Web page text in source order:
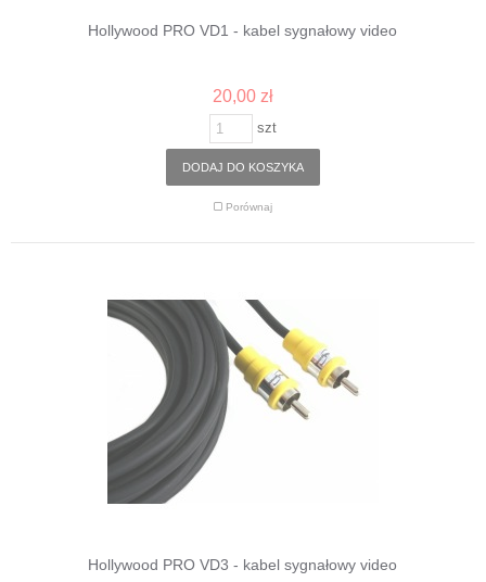
Hollywood PRO VD1 - kabel sygnałowy video
20,00 zł
szt
DODAJ DO KOSZYKA
Porównaj
Hollywood PRO VD3 - kabel sygnałowy video